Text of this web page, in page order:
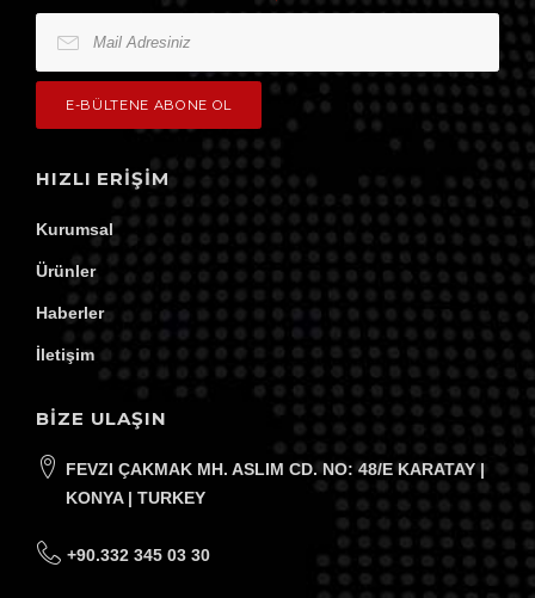
HIZLI ERIŞIM
Kurumsal
Ürünler
Haberler
İletişim
BİZE ULAŞIN
FEVZI ÇAKMAK MH. ASLIM CD. NO: 48/E KARATAY |
KONYA | TURKEY
+90.332 345 03 30